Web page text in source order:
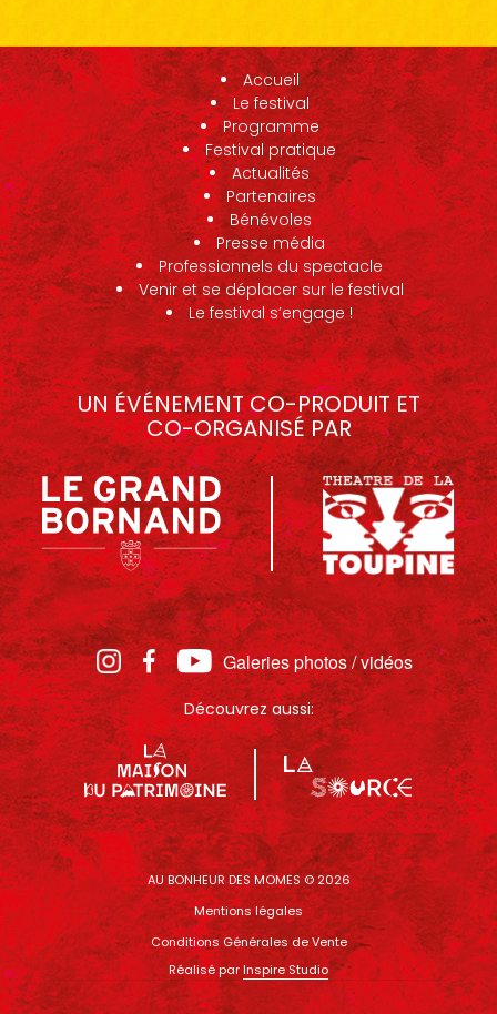
Accueil
Le festival
Programme
Festival pratique
Actualités
Partenaires
Bénévoles
Presse média
Professionnels du spectacle
Venir et se déplacer sur le festival
Le festival s’engage !
UN ÉVÉNEMENT CO-PRODUIT ET
CO-ORGANISÉ PAR
Galeries photos / vidéos
Découvrez aussi:
AU BONHEUR DES MOMES © 2026
Mentions légales
Conditions Générales de Vente
Réalisé par Inspire Studio